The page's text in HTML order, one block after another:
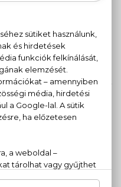
3 az 1-ben tusfürdő, haj- és
szakállmosó
200 ml
2.200 Ft
BIO